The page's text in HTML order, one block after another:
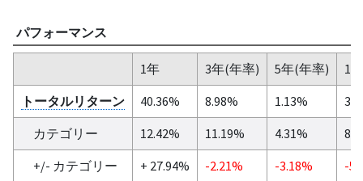
パフォーマンス
1年 3年(年率) 5年(年率)
10
トータルリターン
40.36% 8.98% 1.13%
カテゴリー
12.42% 11.19% 4.31%
+/- カテゴリー
+ 27.94% -2.21% -3.18%
-